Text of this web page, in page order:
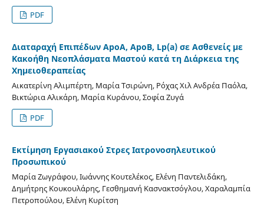
PDF
Διαταραχή Επιπέδων ApoA, ApoB, Lp(a) σε Ασθενείς με
Κακοήθη Νεοπλάσματα Μαστού κατά τη Διάρκεια της
Χημειοθεραπείας
Αικατερίνη Αλιμπέρτη, Μαρία Τσιρώνη, Ρόχας Χιλ Ανδρέα Παόλα,
Βικτώρια Αλικάρη, Mαρία Κυράνου, Σοφία Ζυγά
PDF
Εκτίμηση Εργασιακού Στρες Ιατρονοσηλευτικού
Προσωπικού
Μαρία Ζωγράφου, Ιωάννης Κουτελέκος, Ελένη Παντελιδάκη,
Δημήτρης Κουκουλάρης, Γεσθημανή Κασνακτσόγλου, Χαραλαμπία
Πετροπούλου, Ελένη Κυρίτση